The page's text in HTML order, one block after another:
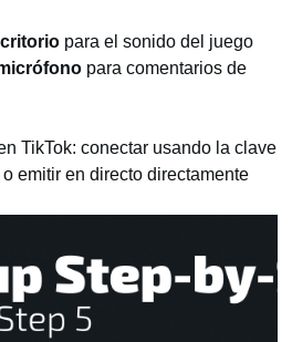
para el sonido del juego
para comentarios de
TikTok: conectar usando la clave
emitir en directo directamente